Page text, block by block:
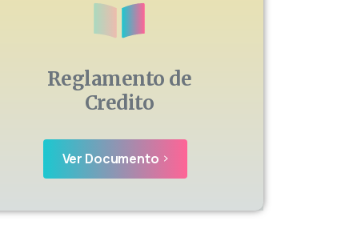
Reglamento de
Credito
Ver Documento